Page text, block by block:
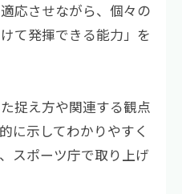
応させながら、個々の
て発揮できる能力」を
捉え方や関連する観点
に示してわかりやすく
スポーツ庁で取り上げ